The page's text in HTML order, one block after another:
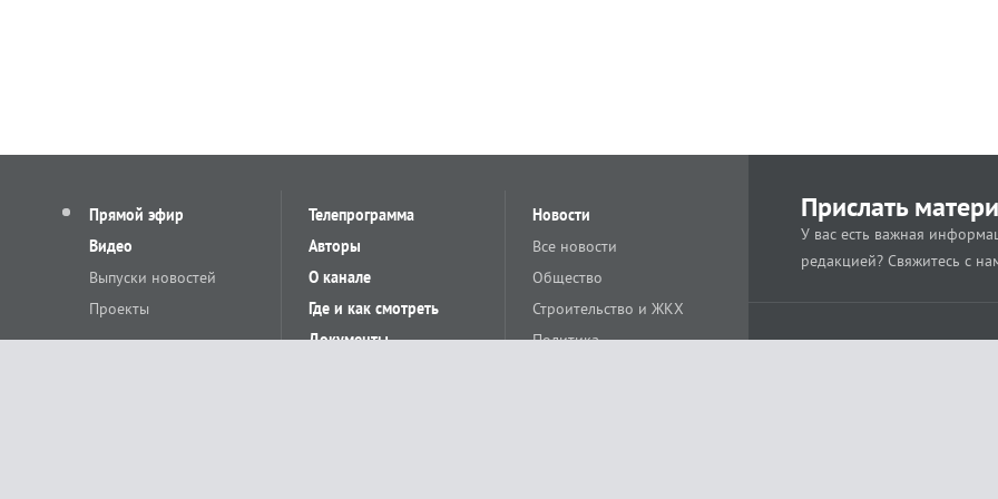
Прямой эфир
Видео
Выпуски новостей
Проекты
Телепрограмма
Авторы
О канале
Где и как смотреть
Документы
Новости
Все новости
Общество
Строительство и ЖКХ
Политика
Прислать
У вас есть важная
редакцией? Свяжитесь с